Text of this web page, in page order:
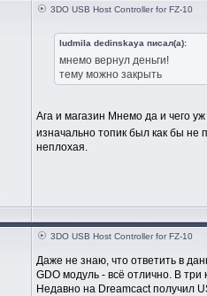
3DO USB Host Controller for FZ-10
ludmila dedinskaya писал(а):
мнемо вернул деньги!
тему можно закрыть
Ага и магазин Мнемо да и чего
изначально топик был как бы не
неплохая.
3DO USB Host Controller for FZ-10
Даже не знаю, что ответить в
GDO модуль - всё отлично. В
Недавно на Dreamcact получил